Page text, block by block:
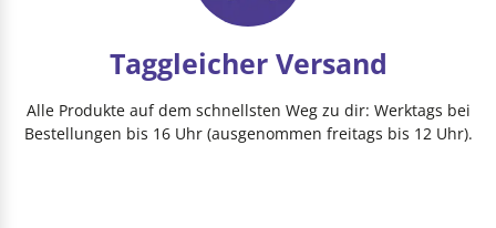
Taggleicher Versand
Alle Produkte auf dem schnellsten Weg zu dir: Werktags bei
Bestellungen bis 16 Uhr (ausgenommen freitags bis 12 Uhr).